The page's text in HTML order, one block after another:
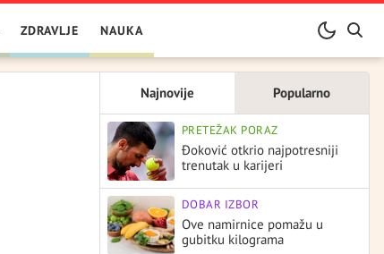
ZDRAVLJE NAUKA
Najnovije Popularno
PRETEŽAK PORAZ
Đoković otkrio najpotresniji
trenutak u karijeri
DOBAR IZBOR
Ove namirnice pomažu u
gubitku kilograma